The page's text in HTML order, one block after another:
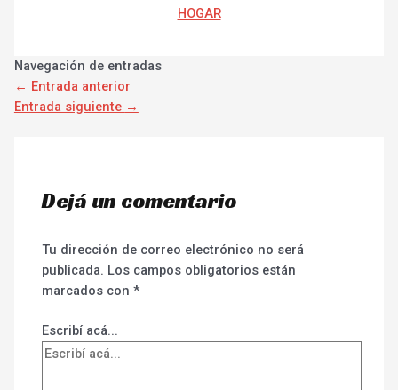
HOGAR
Navegación de entradas
← Entrada anterior
Entrada siguiente →
Dejá un comentario
Tu dirección de correo electrónico no será
publicada. Los campos obligatorios están
marcados con*
Escribí acá...